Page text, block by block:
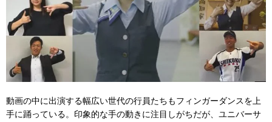
動画の中に出演する幅広い世代の行員たちもフィンガーダンスを上
手に踊っている。印象的な手の動きに注目しがちだが、ユニバーサ